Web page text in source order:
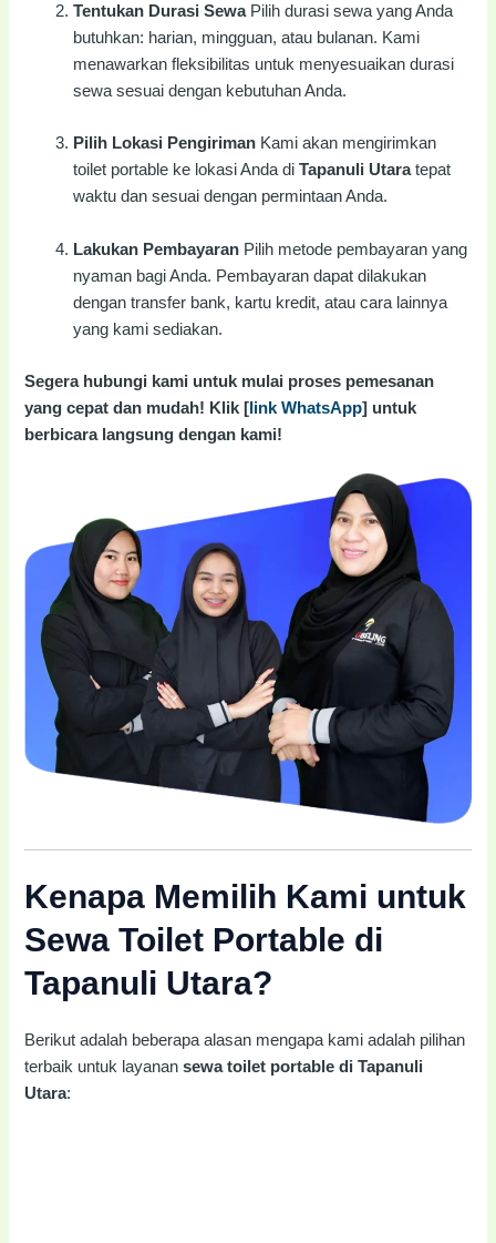
Tentukan Durasi SewaPilih durasi sewa yang Anda
butuhkan: harian, mingguan, atau bulanan. Kami
menawarkan fleksibilitas untuk menyesuaikan durasi
sewa sesuai dengan kebutuhan Anda.
Pilih Lokasi Pengiriman Kami akan mengirimkan
toilet portable ke lokasi Anda diTapanuli Utaratepat
waktu dan sesuai dengan permintaan Anda.
Lakukan Pembayaran Pilih metode pembayaran yang
nyaman bagi Anda. Pembayaran dapat dilakukan
dengan transfer bank, kartu kredit, atau cara lainnya
yang kami sediakan.
Segera hubungi kami untuk mulai proses pemesanan
yang cepat dan mudah! Klik [ link WhatsApp] untuk
berbicara langsung dengan kami!
Kenapa Memilih Kami untuk
Sewa Toilet Portable di
Tapanuli Utara?
Berikut adalah beberapa alasan mengapa kami adalah pilihan
terbaik untuk layanansewa toilet portable di Tapanuli
Utara: